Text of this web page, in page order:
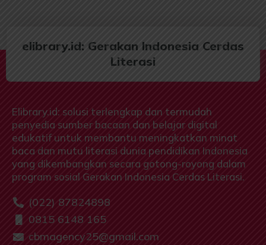
elibrary.id: Gerakan Indonesia Cerdas
Literasi
Elibrary.id: solusi terlengkap dan termudah
penyedia sumber bacaan dan belajar digital
edukatif untuk membantu meningkatkan minat
baca dan mutu literasi dunia pendidikan Indonesia
yang dikembangkan secara gotong-royong dalam
program sosial Gerakan Indonesia Cerdas Literasi.
(022) 87824898
0815 6148 165
cbmagency25@gmail.com